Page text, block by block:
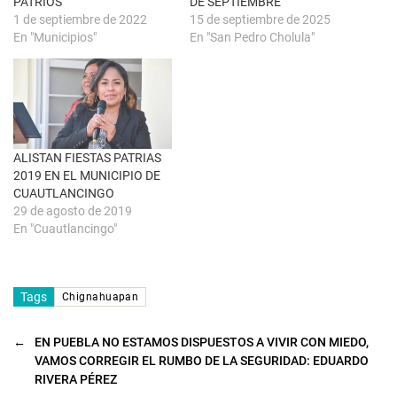
e
v
a
)
e
n
u
n
a
v
e
n
t
a
n
a
n
u
e
v
a
)
1 de septiembre de 2022
En "Municipios"
15 de septiembre de 2025
En "San Pedro Cholula"
ALISTAN FIESTAS PATRIAS
2019 EN EL MUNICIPIO DE
CUAUTLANCINGO
29 de agosto de 2019
En "Cuautlancingo"
Tags Chignahuapan
←
EN PUEBLA NO ESTAMOS DISPUESTOS A VIVIR CON MIEDO,
VAMOS CORREGIR EL RUMBO DE LA SEGURIDAD: EDUARDO
RIVERA PÉREZ